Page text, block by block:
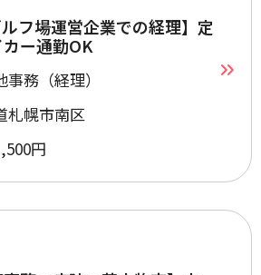
フ場運営企業での経理】定
ー通勤OK
事務（経理）
札幌市南区
円